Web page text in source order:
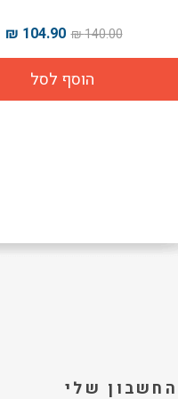
140.00 ₪
104.90 ₪
החשבון שלי